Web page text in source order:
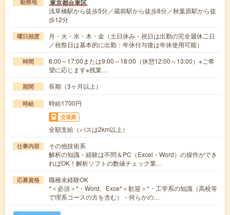
勤務地 東京都台東区
浅草橋駅から徒歩5分／蔵前駅から徒歩8分／秋葉原駅から徒
歩12分
曜日頻度
月・火・水・木・金（土日休み・祝日は出勤の完全週休二日
／祝祭日は基本的に出勤：年休付与後は年休使用可能）
時間
8:00～17:00または9:00～18:00（休憩12:00～13:00）※ご希
望に応じます※残業…
期間 長期（3ヶ月以上）
時給 時給1700円
交通費
全額支給（バスは2km以上）
仕事内容
その他技術系
解析の知識・経験は不問＆PC（Excel・Word）の操作ができ
ればOK！解析ソフトの数値チェック業…
応募資格
職種未経験OK
*＜必須＞*・Word、Exce*＜歓迎＞*・工学系の知識（高校等
で理系コースの方を含む）・何らかの…